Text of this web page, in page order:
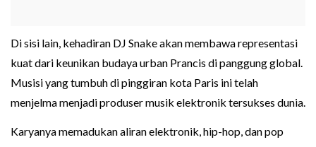
Di sisi lain, kehadiran DJ Snake akan membawa representasi
kuat dari keunikan budaya urban Prancis di panggung global.
Musisi yang tumbuh di pinggiran kota Paris ini telah
menjelma menjadi produser musik elektronik tersukses dunia.
Karyanya memadukan aliran elektronik, hip-hop, dan pop